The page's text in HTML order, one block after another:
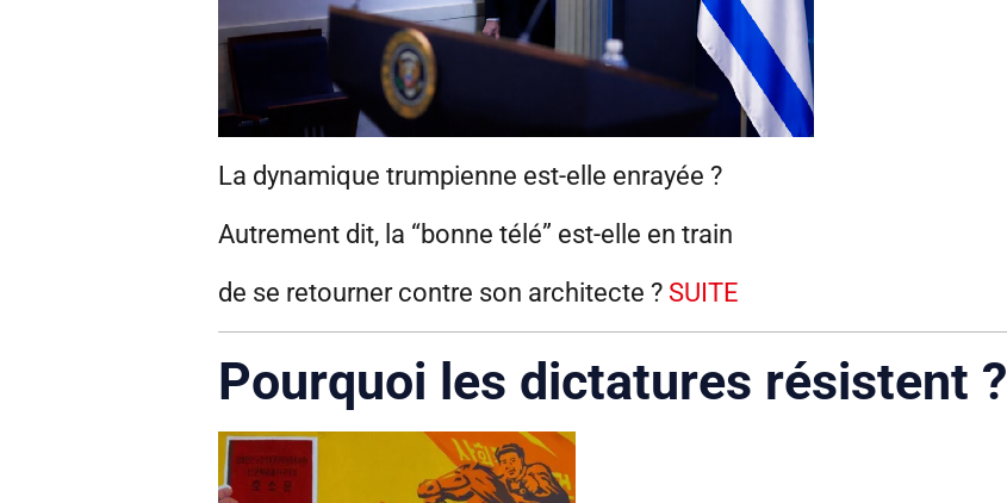
La dynamique trumpienne est-elle enrayée ?
Autrement dit, la “bonne télé” est-elle en train
de se retourner contre son architecte ? SUITE
Pourquoi les dictatures résistent ?